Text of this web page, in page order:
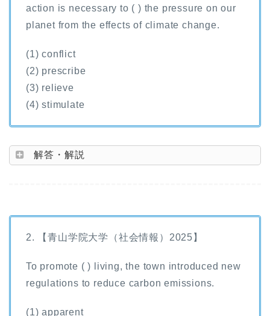
action is necessary to ( ) the pressure on our
planet from the effects of climate change.
(1) conflict
(2) prescribe
(3) relieve
(4) stimulate
解答・解説
2. 【青山学院大学（社会情報）2025】
To promote ( ) living, the town introduced new
regulations to reduce carbon emissions.
(1) apparent